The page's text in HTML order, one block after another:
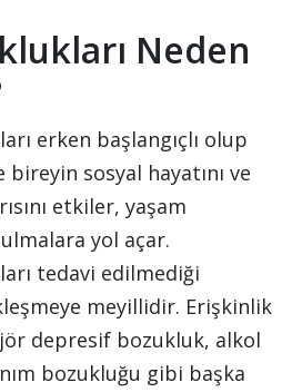
Neden
erken başlangıçlı olup
sosyal hayatını ve
etkiler, yaşam
yol açar.
tedavi edilmediği
meyillidir. Erişkinlik
depresif bozukluk, alkol
bozukluğu gibi başka